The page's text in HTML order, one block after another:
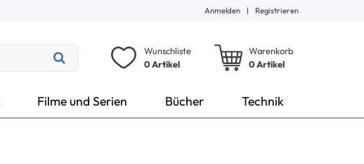
Anmelden | Registrieren
Wunschliste
0 Artikel
Warenkorb
0Artikel
Filme und Serien Bücher Technik